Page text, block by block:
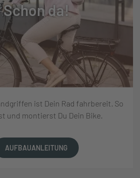
Schon da!
ist Dein Rad fahrbereit. So
und montierst Du Dein Bike.
AUFBAUANLEITUNG